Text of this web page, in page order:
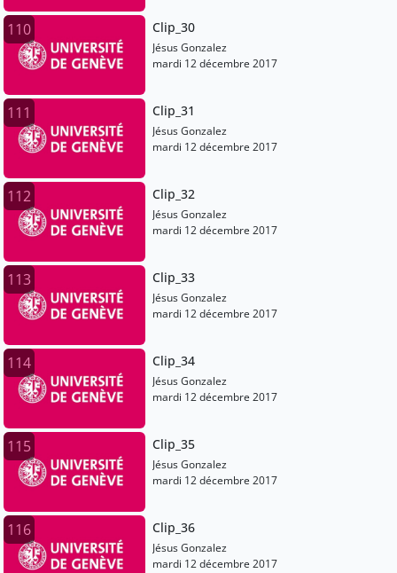
110 Clip_30
Jésus Gonzalez
mardi 12 décembre 2017
111 Clip_31
Jésus Gonzalez
mardi 12 décembre 2017
112 Clip_32
Jésus Gonzalez
mardi 12 décembre 2017
113 Clip_33
Jésus Gonzalez
mardi 12 décembre 2017
114 Clip_34
Jésus Gonzalez
mardi 12 décembre 2017
115 Clip_35
Jésus Gonzalez
mardi 12 décembre 2017
116 Clip_36
Jésus Gonzalez
mardi 12 décembre 2017